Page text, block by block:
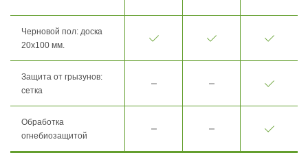
Черновой пол: доска
20х100 мм.
Защита от грызунов:
сетка
Обработка
огнебиозащитой